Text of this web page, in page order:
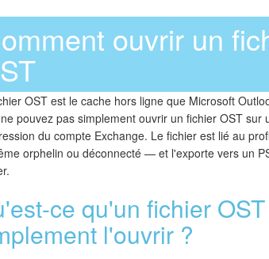
ouvrir un
OST est le cache hors ligne que Microsoft
pouvez pas simplement ouvrir un fichier OST
du compte Exchange. Le fichier est lié au
orphelin ou déconnecté — et l'exporte vers un
ce qu'un fichier
l'ouvrir ?